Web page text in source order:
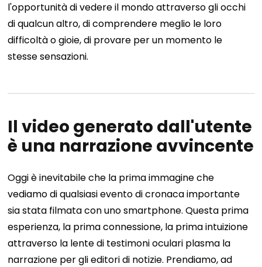
l'opportunità di vedere il mondo attraverso gli occhi
di qualcun altro, di comprendere meglio le loro
difficoltà o gioie, di provare per un momento le
stesse sensazioni.
Il video generato dall'utente
è una narrazione avvincente
Oggi è inevitabile che la prima immagine che
vediamo di qualsiasi evento di cronaca importante
sia stata filmata con uno smartphone. Questa prima
esperienza, la prima connessione, la prima intuizione
attraverso la lente di testimoni oculari plasma la
narrazione per gli editori di notizie. Prendiamo, ad